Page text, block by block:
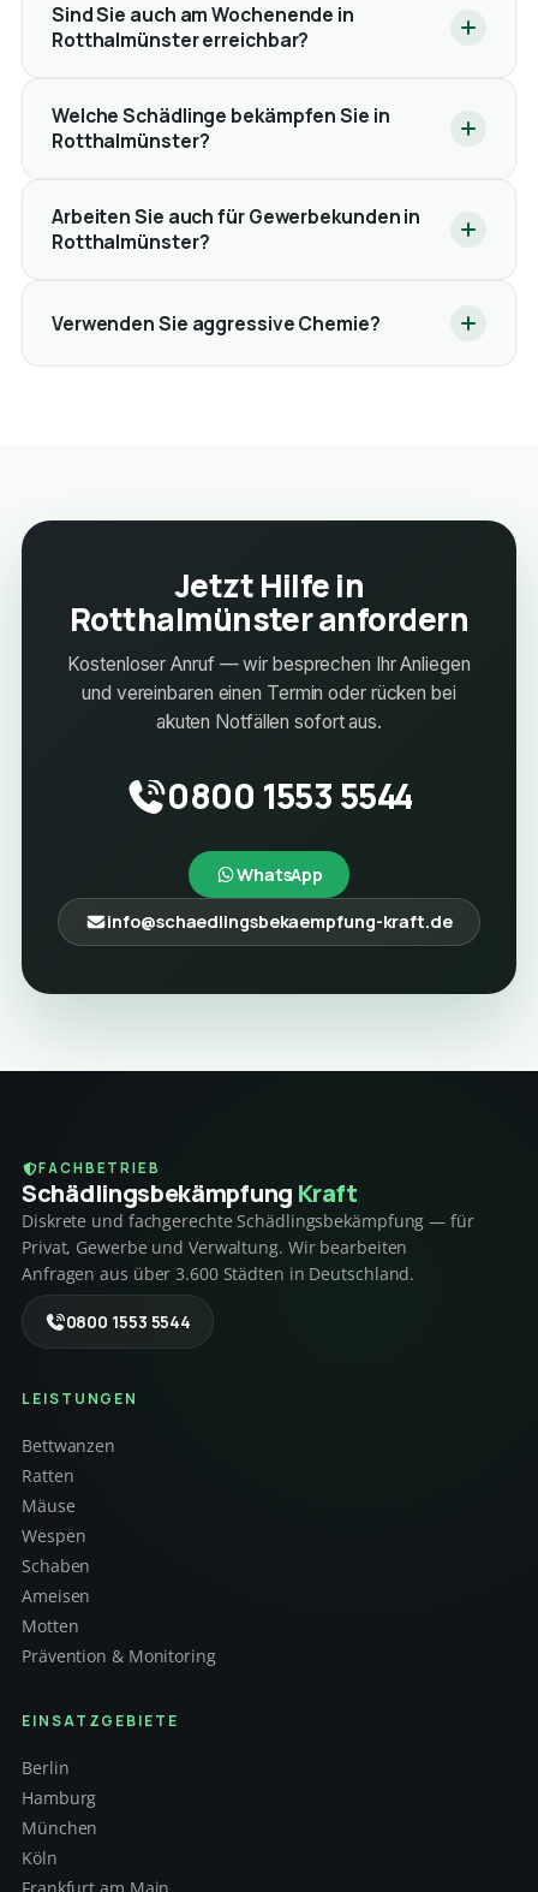
Sind Sie auch am Wochenende in
Rotthalmünster erreichbar?
Welche Schädlinge bekämpfen Sie in
Rotthalmünster?
Arbeiten Sie auch für Gewerbekunden in
Rotthalmünster?
Verwenden Sie aggressive Chemie?
Jetzt Hilfe in
Rotthalmünster anfordern
Kostenloser Anruf — wir besprechen Ihr Anliegen
und vereinbaren einen Termin oder rücken bei
akuten Notfällen sofort aus.
0800 1553 5544
WhatsApp
info@schaedlingsbekaempfung-kraft.de
FACHBETRIEB
Schädlings­bekämpfung Kraft
Diskrete und fachgerechte Schädlingsbekämpfung — für
Privat, Gewerbe und Verwaltung. Wir bearbeiten
Anfragen aus über 3.600 Städten in Deutschland.
0800 1553 5544
LEISTUNGEN
Bettwanzen
Ratten
Mäuse
Wespen
Schaben
Ameisen
Motten
Prävention & Monitoring
EINSATZGEBIETE
Berlin
Hamburg
München
Köln